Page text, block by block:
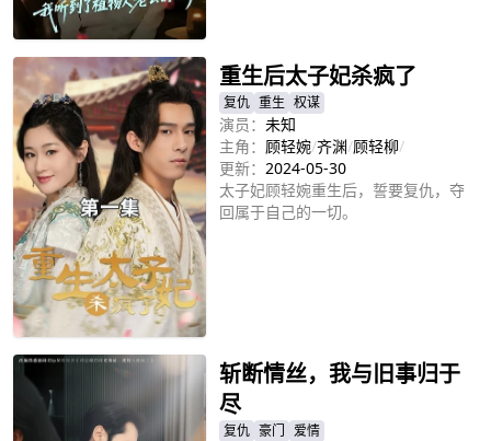
重生后太子妃杀疯了
复仇 重生 权谋
演员： 未知
主角： 顾轻婉/齐渊/顾轻柳/
更新： 2024-05-30
太子妃顾轻婉重生后，誓要复仇，夺
回属于自己的一切。
斩断情丝，我与旧事归于
尽
复仇 豪门 爱情